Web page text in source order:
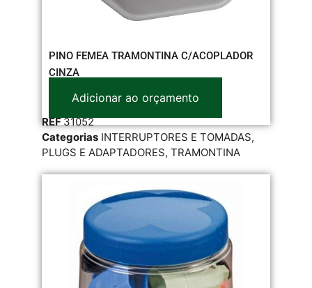
PINO FEMEA TRAMONTINA C/ACOPLADOR
CINZA
Adicionar ao orçamento
REF31052
Categorias INTERRUPTORES E TOMADAS,
PLUGS E ADAPTADORES, TRAMONTINA